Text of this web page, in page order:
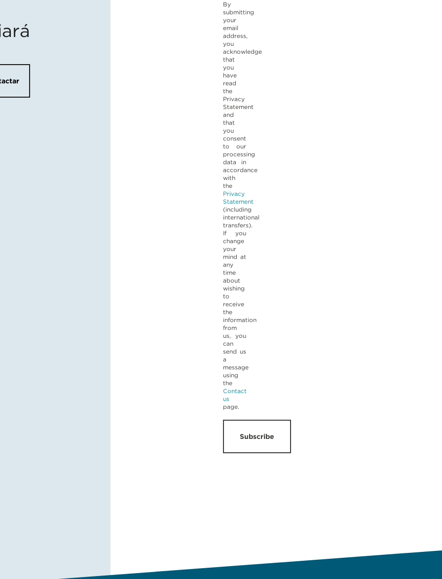
By
submitting
your
email
address,
you
acknowledge
that
you
have
read
the
Privacy
Statement
and
that
you
consent
to our
processing
data in
accordance
with
the
Privacy
Statement
(including
international
transfers).
If you
change
your
mind at
any
time
about
wishing
to
receive
the
information
from
us, you
can
send us
a
message
using
the
Contact
us
page.
Subscribe